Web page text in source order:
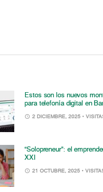
Estos son los nuevos
para telefonía digital en
2 DICIEMBRE, 2025 •
“Solopreneur”: el
XXI
21 OCTUBRE, 2025 •